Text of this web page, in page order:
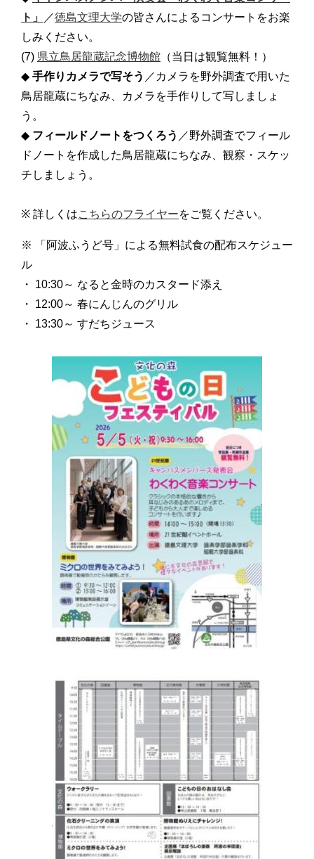
ト」
／徳島文理大学の皆さんによるコンサートをお楽
しみください。
(7) 県立鳥居龍蔵記念博物館 （当日は観覧無料！）
◆ 手作りカメラで写そう ／カメラを野外調査で用いた
鳥居龍蔵にちなみ、カメラを手作りして写しましょ
う。
◆ フィールドノートをつくろう ／野外調査でフィール
ドノートを作成した鳥居龍蔵にちなみ、観察・スケッ
チしましょう。
※ 詳しくはこちらのフライヤーをご覧ください。
※ 「阿波ふうど号」による無料試食の配布スケジュー
ル
・ 10:30～ なると金時のカスタード添え
・ 12:00～ 春にんじんのグリル
・ 13:30～ すだちジュース